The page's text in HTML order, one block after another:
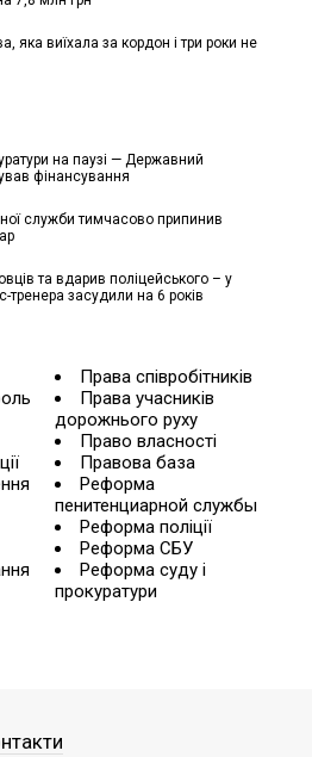
яка виїхала за кордон і три роки не
на паузі — Державний
фінансування
служби тимчасово припинив
та вдарив поліцейського – у
тренера засудили на 6 років
Права співробітників
Права учасників
дорожнього руху
Право власності
Правова база
Реформа
пенитенциарной службы
Реформа поліції
Реформа СБУ
Реформа суду і
прокуратури